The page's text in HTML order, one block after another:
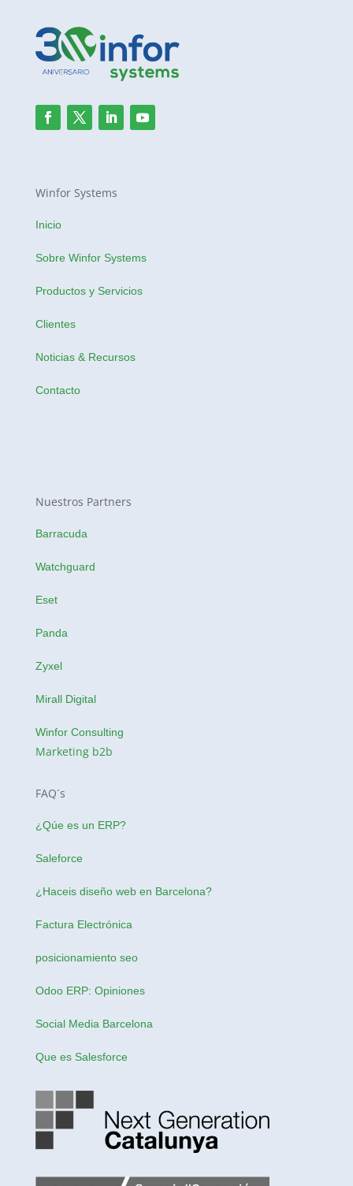
Winfor Systems
Inicio
Sobre Winfor Systems
Productos y Servicios
Clientes
Noticias & Recursos
Contacto
Nuestros Partners
Barracuda
Watchguard
Eset
Panda
Zyxel
Mirall Digital
Winfor Consulting
Marketing b2b
FAQ´s
¿Qúe es un ERP?
Saleforce
¿Haceis diseño web en Barcelona?
Factura Electrónica
posicionamiento seo
Odoo ERP: Opiniones
Social Media Barcelona
Que es Salesforce